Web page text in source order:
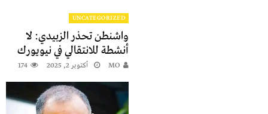
UNCATEGORIZED
واشنطن تحذر الزبيدي: لا
أنشطة للانتقالي في نيويورك
MO أكتوبر 2, 2025 174